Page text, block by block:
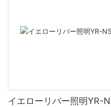
イエローリバー照明YR-